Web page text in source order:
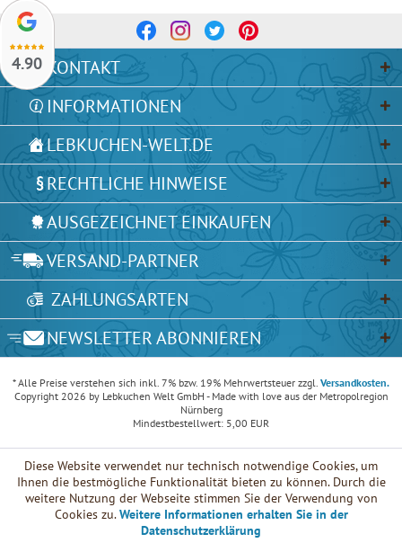
4.90 KONTAKT
INFORMATIONEN
LEBKUCHEN-WELT.DE
RECHTLICHE HINWEISE
AUSGEZEICHNET EINKAUFEN
VERSAND-PARTNER
ZAHLUNGSARTEN
NEWSLETTER ABONNIEREN
* Alle Preise verstehen sich inkl. 7% bzw. 19% Mehrwertsteuer zzgl. Versandkosten.
Copyright 2026 by Lebkuchen Welt GmbH - Made with love aus der Metropolregion
Nürnberg
Mindestbestellwert: 5,00 EUR
Diese Website verwendet nur technisch notwendige Cookies, um
Ihnen die bestmögliche Funktionalität bieten zu können. Durch die
weitere Nutzung der Webseite stimmen Sie der Verwendung von
Cookies zu.Weitere Informationen erhalten Sie in der
Datenschutzerklärung